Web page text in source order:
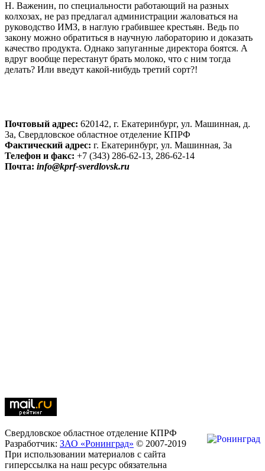
Н. Важенин, по специальности работающий на разных
колхозах, не раз предлагал администрации жаловаться на
руководство ИМЗ, в наглую грабившее крестьян. Ведь по
закону можно обратиться в научную лабораторию и доказать
качество продукта. Однако запуганные директора боятся. А
вдруг вообще перестанут брать молоко, что с ним тогда
делать? Или введут какой-нибудь третий сорт?!
Почтовый адрес: 620142, г. Екатеринбург, ул. Машинная, д.
3а, Свердловское областное отделение КПРФ
Фактический адрес: г. Екатеринбург, ул. Машинная, 3а
Телефон и факс: +7 (343) 286-62-13, 286-62-14
Почта: info@kprf-sverdlovsk.ru
Свердловское областное отделение КПРФ
Разработчик: ЗАО «Ронинград» © 2007-2019
При использовании материалов с сайта
гиперссылка на наш ресурс обязательна